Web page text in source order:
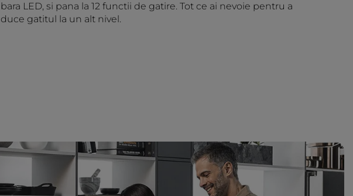
bara LED, si pana la 12 functii de gatire. Tot ce ai nevoie pentru a
duce gatitul la un alt nivel.